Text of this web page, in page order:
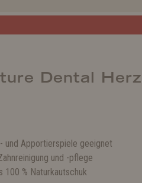
Dental
und Apportierspiele geeignet
und -pflege
100 % Naturkautschuk